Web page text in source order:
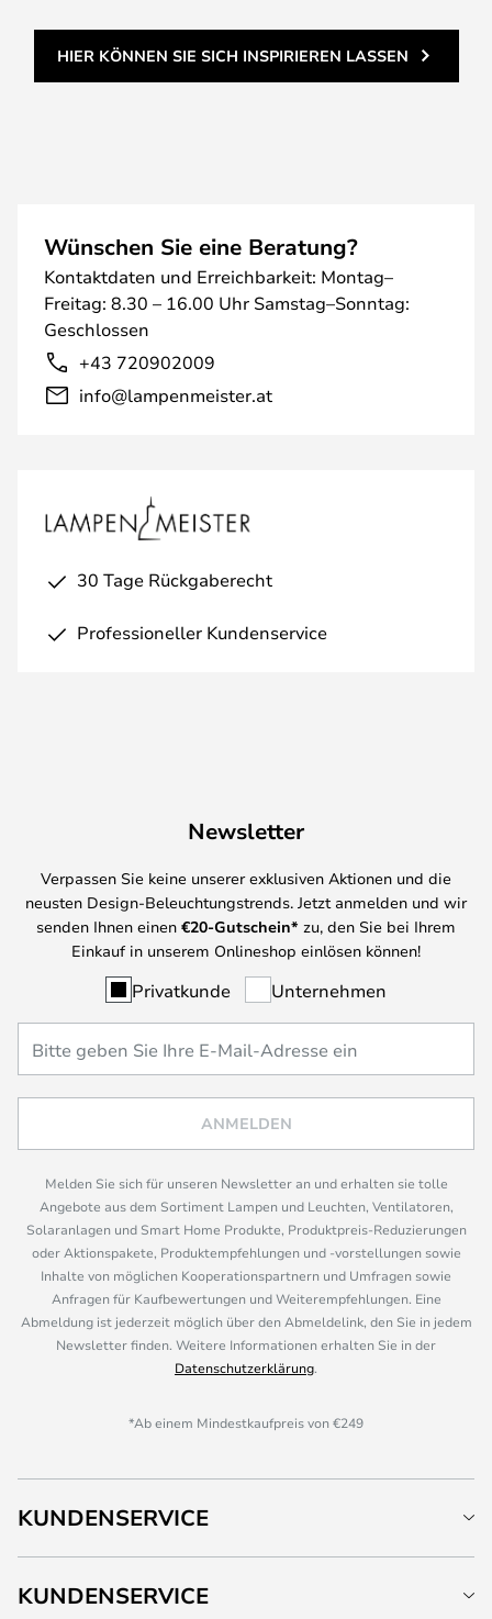
HIER KÖNNEN SIE SICH INSPIRIEREN LASSEN
Wünschen Sie eine Beratung?
Kontaktdaten und Erreichbarkeit: Montag–
Freitag: 8.30 – 16.00 Uhr Samstag–Sonntag:
Geschlossen
+43 720902009
info@lampenmeister.at
30 Tage Rückgaberecht
Professioneller Kundenservice
Newsletter
Verpassen Sie keine unserer exklusiven Aktionen und die
neusten Design-Beleuchtungstrends. Jetzt anmelden und wir
senden Ihnen einen €20-Gutschein* zu, den Sie bei Ihrem
Einkauf in unserem Onlineshop einlösen können!
Privatkunde Unternehmen
ANMELDEN
Melden Sie sich für unseren Newsletter an und erhalten sie tolle
Angebote aus dem Sortiment Lampen und Leuchten, Ventilatoren,
Solaranlagen und Smart Home Produkte, Produktpreis-Reduzierungen
oder Aktionspakete, Produktempfehlungen und -vorstellungen sowie
Inhalte von möglichen Kooperationspartnern und Umfragen sowie
Anfragen für Kaufbewertungen und Weiterempfehlungen. Eine
Abmeldung ist jederzeit möglich über den Abmeldelink, den Sie in jedem
Newsletter finden. Weitere Informationen erhalten Sie in der
Datenschutzerklärung.
*Ab einem Mindestkaufpreis von €249
KUNDENSERVICE
KUNDENSERVICE